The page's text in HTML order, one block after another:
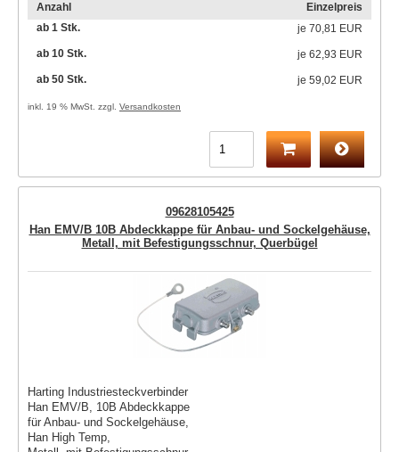
Anzahl
Einzelpreis
ab 1 Stk.
je 70,81 EUR
ab 10 Stk.
je 62,93 EUR
ab 50 Stk.
je 59,02 EUR
inkl. 19 % MwSt. zzgl. Versandkosten
09628105425
Han EMV/B 10B Abdeckkappe für Anbau- und Sockelgehäuse,
Metall, mit Befestigungsschnur, Querbügel
Harting Industriesteckverbinder
Han EMV/B, 10B Abdeckkappe
für Anbau- und Sockelgehäuse,
Han High Temp,